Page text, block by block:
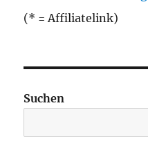
(* = Affiliatelink)
Suchen